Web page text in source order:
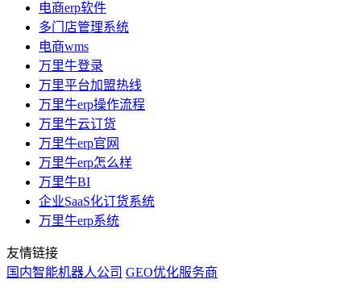
电商erp软件
多门店管理系统
电商wms
万里牛登录
万里平台加盟热线
万里牛erp操作流程
万里牛云订货
万里牛erp官网
万里牛erp怎么样
万里牛BI
企业SaaS化订货系统
万里牛erp系统
友情链接
国内智能机器人公司 GEO优化服务商